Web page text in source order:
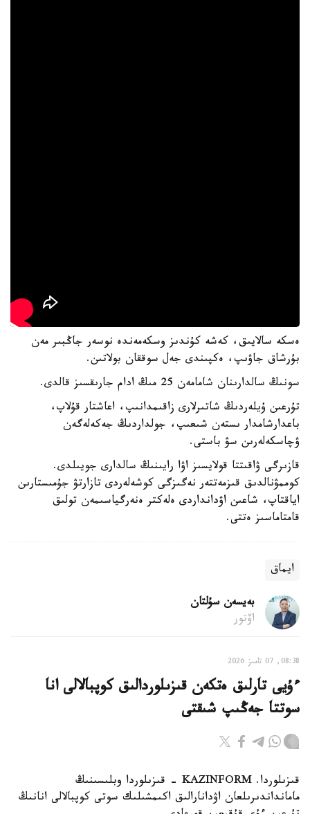
ەسكە سالايىق، كەشە كۇندىز وسكەمەندە نوسەر جاڭبىر مەن
بۇرشاق جاۋىپ، ەكپىندى جەل سوققان بولاتىن.
سونىڭ سالدارىنان شامامەن 25 مىڭ ادام جارىقسىز قالدى.
تۇرعىن ۇيلەردىڭ شاتىرلارى زاقىمدانىپ، اعاشتار قۇلاپ،
باعدارشامدار ىستەن شىعىپ، جولداردىڭ جەكەلەگەن
ۋچاسكەلەرىن سۋ باستى.
قازىرگى ۋاقىتتا قولايسىز اۋا رايىنىڭ سالدارى جويىلدى.
كوممۋنالدىق قىزمەتتەر نەگىزگى كوشەلەردى تازارتۋ جۇمىستارىن
اياقتاپ، شاعىن اۋدانداردى ەلەكتر ەنەرگياسىمەن تولىق
قامتاماسىز ەتتى.
ايماق
بەيسەن سۇلتان
اۆتور
08:38, 07 تامىز 2026
ءۇيى تارلىق ەتكەن قىزىلوردالىق كوپبالالى انا
سوتتا جەڭىپ شىقتى
قىزىلوردا. KAZINFORM - قىزىلوردا وبلىسىنىڭ
مامانداندىرىلعان اۋدانارالىق اكىمشىلىك سوتى كوپبالالى انانىڭ